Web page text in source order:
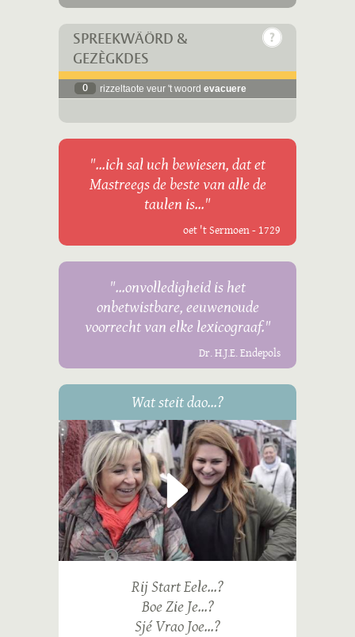
SPREEKWÄÖRD &
GEZÈGKDES
0 rizzeltaote veur 't woord evacuere
"...ich sal uch bewiesen, dat et
Mastreegs de beste van alle de
taulen is..."
oet 't Sermoen - 1729
"...onvolledigheid is het
onbetwistbare, eeuwenoude
voorrecht van elke lexicograaf."
Dr. H.J.E. Endepols
Wat steit dao...?
Rij Start Eele...?
Boe Zie Je...?
Sjé Vrao Joe...?